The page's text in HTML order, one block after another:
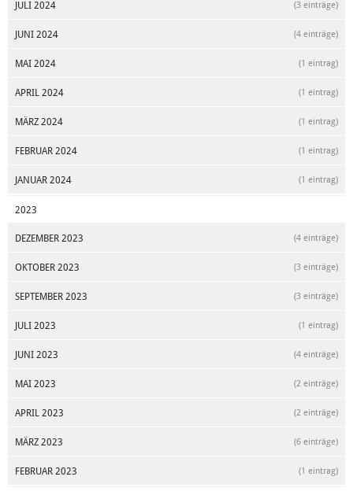
JULI 2024 (3 einträge)
JUNI 2024 (4 einträge)
MAI 2024 (1 eintrag)
APRIL 2024 (1 eintrag)
MÄRZ 2024 (1 eintrag)
FEBRUAR 2024 (1 eintrag)
JANUAR 2024 (1 eintrag)
2023
DEZEMBER 2023 (4 einträge)
OKTOBER 2023 (3 einträge)
SEPTEMBER 2023 (3 einträge)
JULI 2023 (1 eintrag)
JUNI 2023 (4 einträge)
MAI 2023 (2 einträge)
APRIL 2023 (2 einträge)
MÄRZ 2023 (6 einträge)
FEBRUAR 2023 (1 eintrag)